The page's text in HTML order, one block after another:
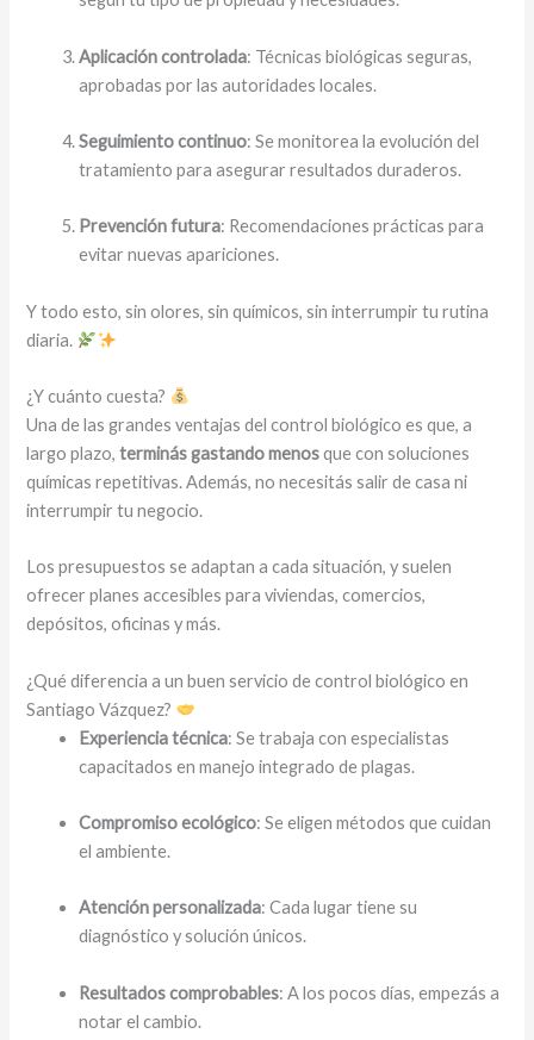
Aplicación controlada: Técnicas biológicas seguras,
aprobadas por las autoridades locales.
Seguimiento continuo: Se monitorea la evolución del
tratamiento para asegurar resultados duraderos.
Prevención futura: Recomendaciones prácticas para
evitar nuevas apariciones.
Y todo esto, sin olores, sin químicos, sin interrumpir tu rutina
diaria.
¿Y cuánto cuesta?
Una de las grandes ventajas del control biológico es que, a
largo plazo,terminás gastando menosque con soluciones
químicas repetitivas. Además, no necesitás salir de casa ni
interrumpir tu negocio.
Los presupuestos se adaptan a cada situación, y suelen
ofrecer planes accesibles para viviendas, comercios,
depósitos, oficinas y más.
¿Qué diferencia a un buen servicio de control biológico en
Santiago Vázquez?
Experiencia técnica: Se trabaja con especialistas
capacitados en manejo integrado de plagas.
Compromiso ecológico: Se eligen métodos que cuidan
el ambiente.
Atención personalizada: Cada lugar tiene su
diagnóstico y solución únicos.
Resultados comprobables: A los pocos días, empezás a
notar el cambio.